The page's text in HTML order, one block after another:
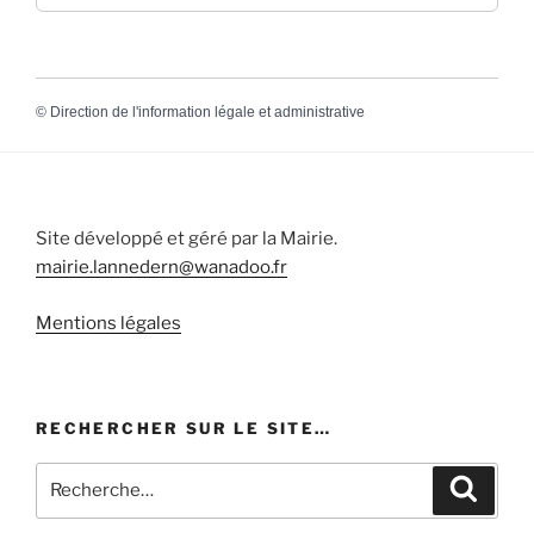
© Direction de l'information légale et administrative
Site développé et géré par la Mairie.
mairie.lannedern@wanadoo.fr
Mentions légales
RECHERCHER SUR LE SITE…
pour